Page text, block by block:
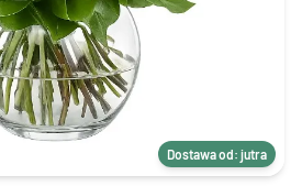
Dostawa od: jutra